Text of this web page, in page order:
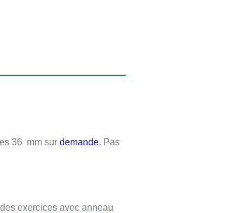
36 mm sur demande. Pas
exercices avec anneau